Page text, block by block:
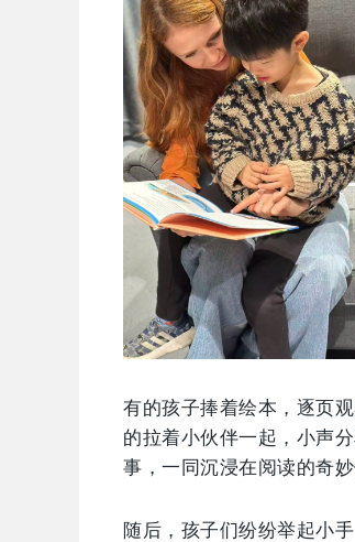
有的孩子捧着绘本，逐页
的拉着小伙伴一起，小声
事，一同沉浸在阅读的奇妙
随后，孩子们纷纷举起小